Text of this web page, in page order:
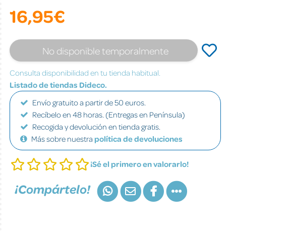
16,95€
No disponible temporalmente
Consulta disponibilidad en tu tienda habitual.
Listado de tiendas Dideco.
Envío gratuito a partir de 50 euros.
Recíbelo en 48 horas. (Entregas en Península)
Recogida y devolución en tienda gratis.
Más sobre nuestra política de devoluciones
¡Sé el primero en valorarlo!
¡Compártelo!